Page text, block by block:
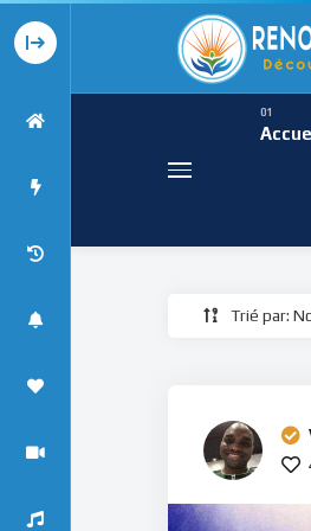
Trié par: